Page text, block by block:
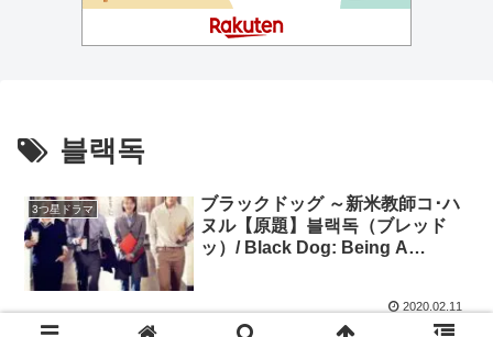
블랙독
3つ星ドラマ
ブラックドッグ ～新米教師コ･ハ
ヌル【原題】블랙독（ブレッド
ッ）/ Black Dog: Being A
ン、イ・チャンフン
2020.02.11